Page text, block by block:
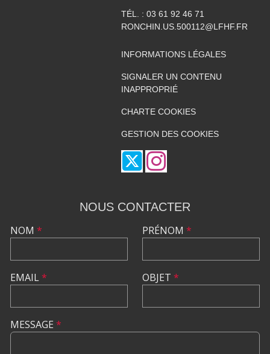
TÉL. : 03 61 92 46 71
RONCHIN.US.500112@LFHF.FR
INFORMATIONS LÉGALES
SIGNALER UN CONTENU
INAPPROPRIÉ
CHARTE COOKIES
GESTION DES COOKIES
NOUS CONTACTER
NOM *
EMAIL*
PRÉNOM *
OBJET *
MESSAGE *